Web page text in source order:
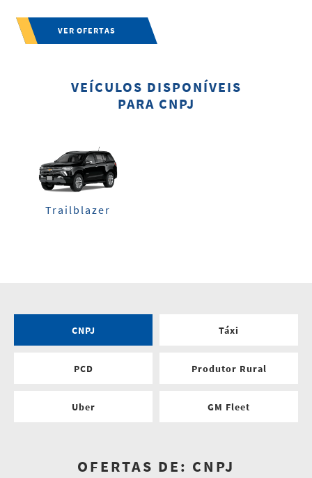
VER OFERTAS
VEÍCULOS DISPONÍVEIS
PARA CNPJ
Trailblazer
CNPJ Táxi
PCD Produtor Rural
Uber GM Fleet
OFERTAS DE: CNPJ